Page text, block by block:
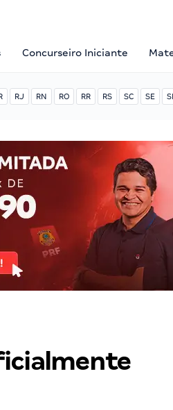
Concurseiro Iniciante
RJ RN RO RR RS SC SE